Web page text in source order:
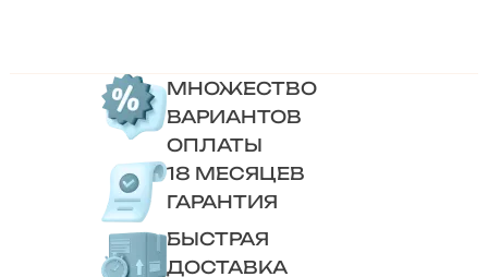
МНОЖЕСТВО
ВАРИАНТОВ
ОПЛАТЫ
18 МЕСЯЦЕВ
ГАРАНТИЯ
БЫСТРАЯ
ДОСТАВКА